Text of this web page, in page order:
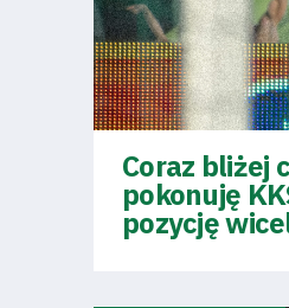
Polityka
prywatności
Regulaminy
Coraz bliżej
pokonuję
pozycję